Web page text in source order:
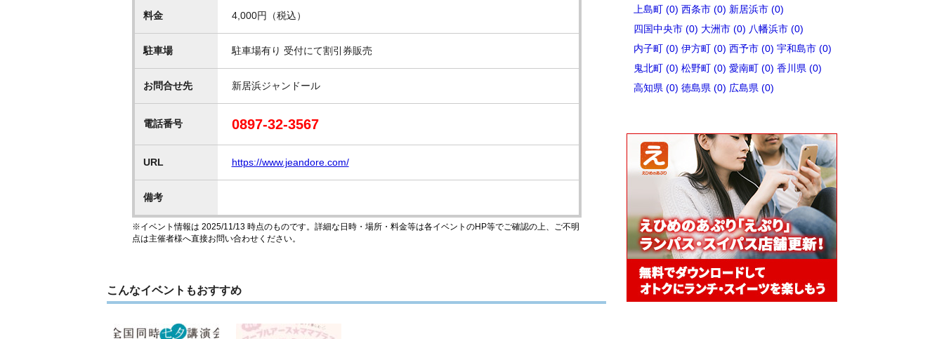
料金 4,000円（税込）
駐車場 駐車場有り 受付にて割引券販売
お問合せ先 新居浜ジャンドール
電話番号 0897-32-3567
URL https://www.jeandore.com/
備考
※イベント情報は 2025/11/13 時点のものです。詳細な日時・場所・料金等は各イベントのHP等でご確認の上、ご不明
点は主催者様へ直接お問い合わせください。
こんなイベントもおすすめ
上島町 (0) 西条市 (0) 新居浜市 (0)
四国中央市 (0) 大洲市 (0) 八幡浜市 (0)
内子町 (0) 伊方町 (0) 西予市 (0) 宇和島市 (0)
鬼北町 (0) 松野町 (0) 愛南町 (0) 香川県 (0)
高知県 (0) 徳島県 (0) 広島県 (0)